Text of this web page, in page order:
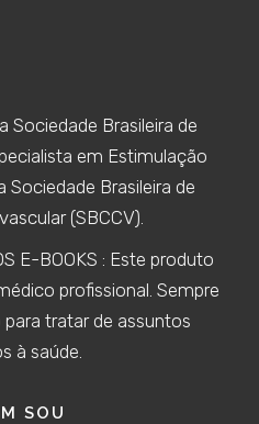
Sociedade Brasileira de
em Estimulação
Sociedade Brasileira de
(SBCCV).
E-BOOKS : Este produto
profissional. Sempre
tratar de assuntos
à saúde.
SOU